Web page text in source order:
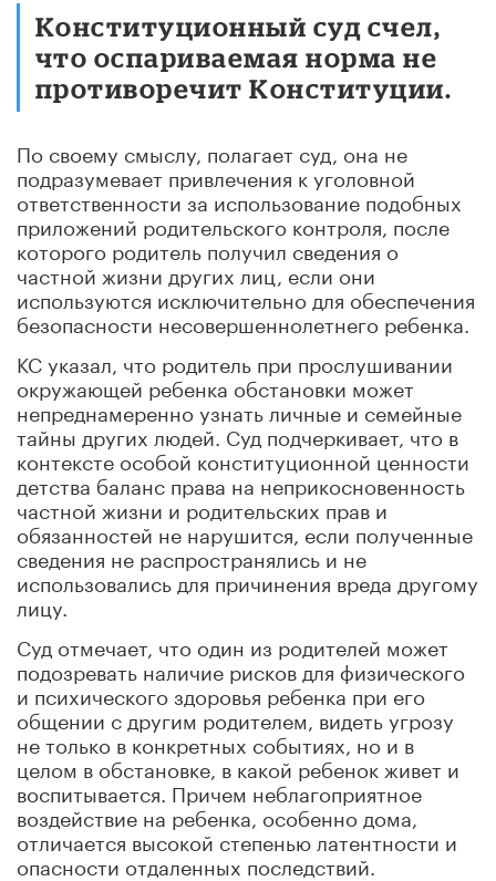
Конституционный суд счел,
что оспариваемая норма не
противоречит Конституции.
По своему смыслу, полагает суд, она не
подразумевает привлечения к уголовной
ответственности за использование подобных
приложений родительского контроля, после
которого родитель получил сведения о
частной жизни других лиц, если они
используются исключительно для обеспечения
безопасности несовершеннолетнего ребенка.
КС указал, что родитель при прослушивании
окружающей ребенка обстановки может
непреднамеренно узнать личные и семейные
тайны других людей. Суд подчеркивает, что в
контексте особой конституционной ценности
детства баланс права на неприкосновенность
частной жизни и родительских прав и
обязанностей не нарушится, если полученные
сведения не распространялись и не
использовались для причинения вреда другому
лицу.
Суд отмечает, что один из родителей может
подозревать наличие рисков для физического
и психического здоровья ребенка при его
общении с другим родителем, видеть угрозу
не только в конкретных событиях, но и в
целом в обстановке, в какой ребенок живет и
воспитывается. Причем неблагоприятное
воздействие на ребенка, особенно дома,
отличается высокой степенью латентности и
опасности отдаленных последствий.